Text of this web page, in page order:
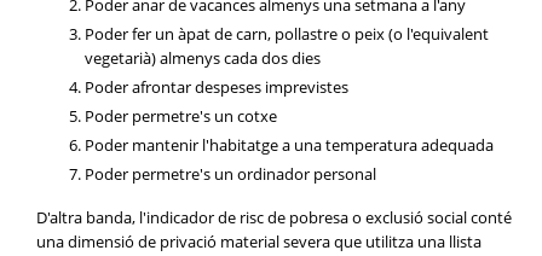
Poder anar de vacances almenys una setmana a l'any
Poder fer un àpat de carn, pollastre o peix (o l'equivalent
vegetarià) almenys cada dos dies
Poder afrontar despeses imprevistes
Poder permetre's un cotxe
Poder mantenir l'habitatge a una temperatura adequada
Poder permetre's un ordinador personal
D'altra banda, l'indicador de risc de pobresa o exclusió social conté
una dimensió de privació material severa que utilitza una llista